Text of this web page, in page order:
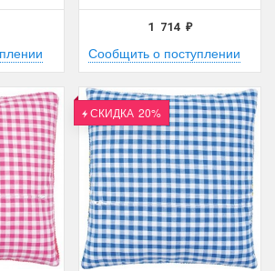
1 714₽
Сообщить о поступлении
СКИДКА 20%